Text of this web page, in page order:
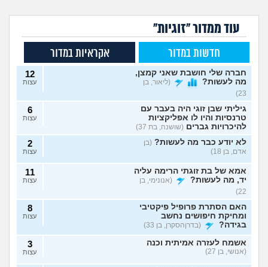
עוד ממדור "זוגיות"
חדשות במדור אקראיות במדור
חברה שלי חושבת שאני קמצן,
מה לעשות?
(ליאור, בן
23)
12
עצות
גיליתי שבן זוגי היה בעבר עם
טרנסיות והיו לו אפליקציות
להיכרויות גברים (שושנה, בת 37)
6
עצות
לא יודע כבר מה לעשות? (בן
אדם, בן 18)
2
עצות
אמא של בת זוגתי הרימה עליה
יד, מה לעשות?
(אנונימי, בן
22)
11
עצות
האם הסתרת פרופיל פיקטיבי
ומחיקת חיפושים נחשב
בגידה?
(בדרןהסקרן, בן 33)
8
עצות
אשמח לעזרה אמיתית וכנה
(אנושי, בן 27)
3
עצות